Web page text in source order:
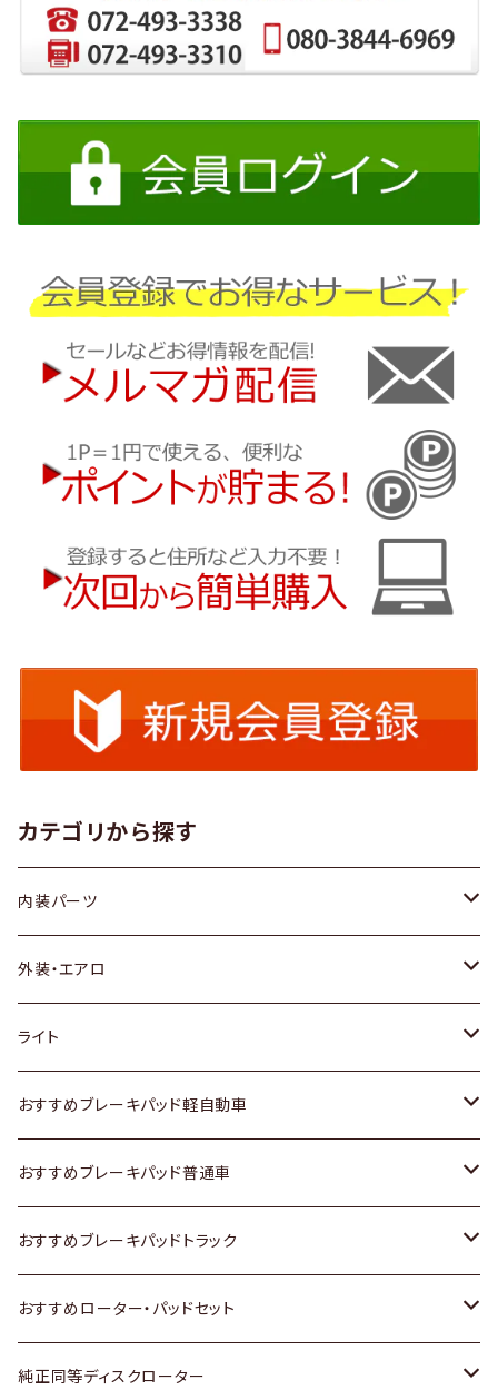
カテゴリから探す
内装パーツ
トヨタ
ホンダ
スズキ
日産
いすゞ
ダイハツ
マツダ
外装・エアロ
トヨタ
ホンダ
スズキ
日産
いすゞ
ダイハツ
ライト
トヨタ
スズキ
日産
いすゞ
ダイハツ
おすすめブレーキパッド軽自動車
トヨタ
ホンダ
スズキ
日産
おすすめブレーキパッド普通車
トヨタ
ホンダ
スズキ
おすすめブレーキパッドトラック
トヨタ
日産
おすすめローター・パッドセット
トヨタ
純正同等ディスクローター